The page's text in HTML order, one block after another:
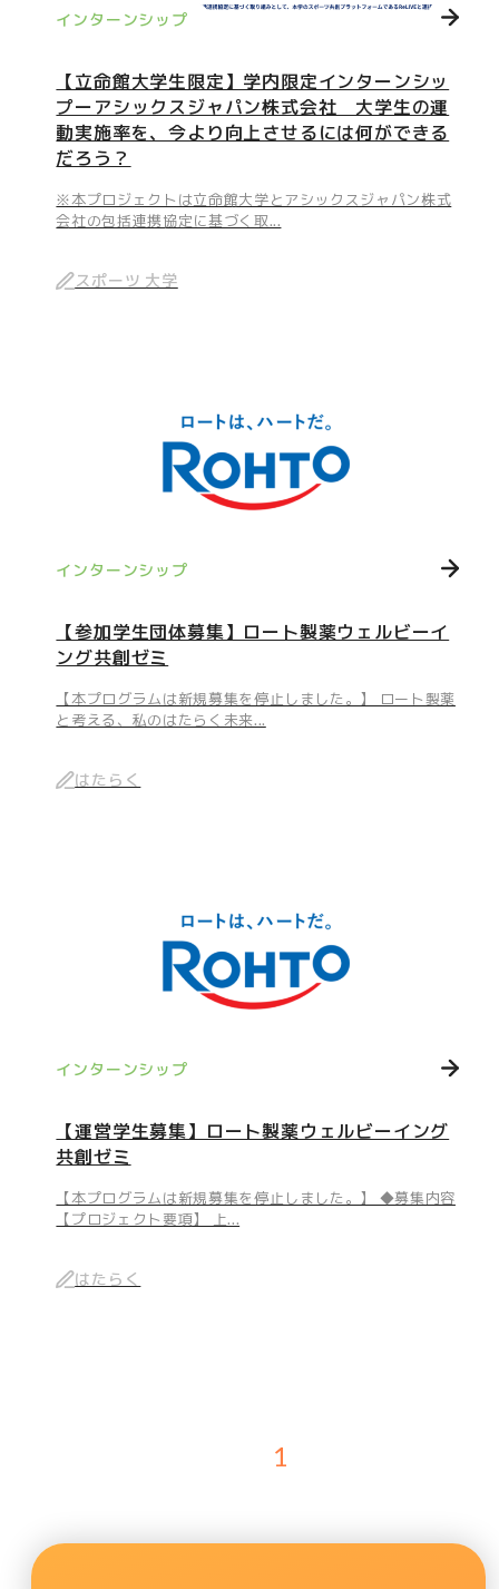
インターンシップ
【立命館大学生限定】学内限定インターンシッ
プーアシックスジャパン株式会社 大学生の運
動実施率を、今より向上させるには何ができる
だろう？
※本プロジェクトは立命館大学とアシックスジャパン株式
会社の包括連携協定に基づく取...
スポーツ 大学
インターンシップ
【参加学生団体募集】ロート製薬ウェルビーイ
ング共創ゼミ
【本プログラムは新規募集を停止しました。】 ロート製薬
と考える、私のはたらく未来...
はたらく
インターンシップ
【運営学生募集】ロート製薬ウェルビーイング
共創ゼミ
【本プログラムは新規募集を停止しました。】 ◆募集内容
【プロジェクト要項】 上...
はたらく
1